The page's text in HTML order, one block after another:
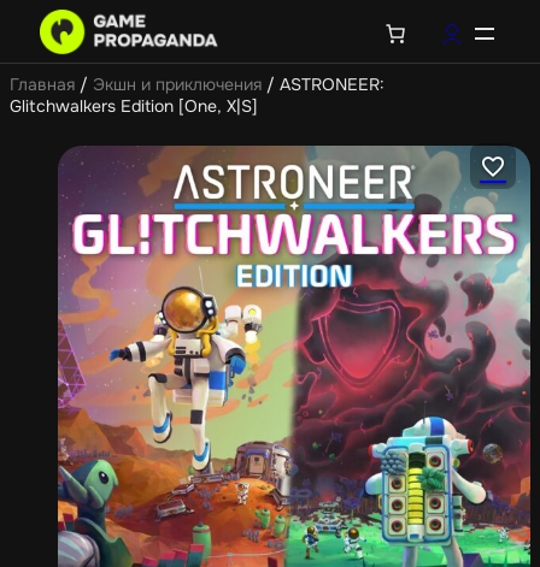
Главная / Экшн и приключения / ASTRONEER:
Glitchwalkers Edition [One, X|S]